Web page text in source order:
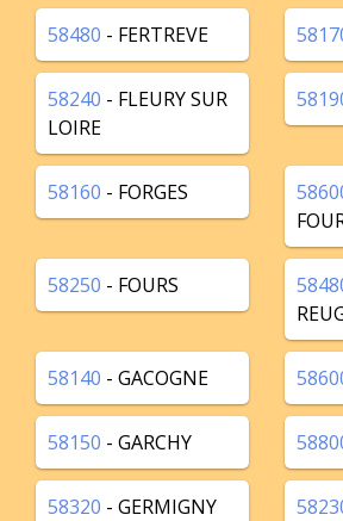
58480 - FERTREVE
58240 - FLEURY SUR
LOIRE
58160 - FORGES
58250 - FOURS
58140 - GACOGNE
58150 - GARCHY
58320 - GERMIGNY